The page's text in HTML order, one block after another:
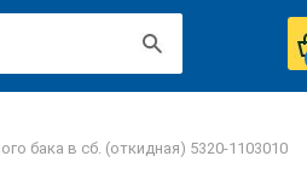
бака в сб. (откидная) 5320-1103010